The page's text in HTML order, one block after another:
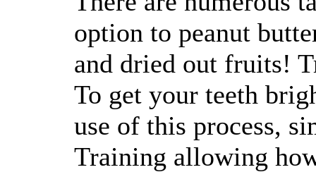
option to peanut
and dried out fruits!
To get your teeth
use of this process,
Training allowing